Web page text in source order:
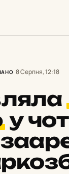
8 Серпня, 12:18
у